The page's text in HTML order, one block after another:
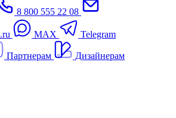
8 800 555 22 08
MAX Telegram
Партнерам Дизайнерам